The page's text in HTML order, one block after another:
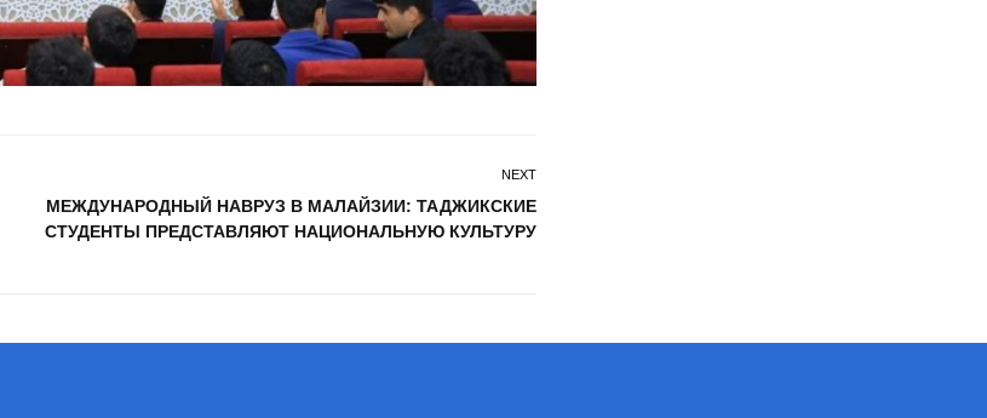
NEXT
МЕЖДУНАРОДНЫЙ НАВРУЗ В МАЛАЙЗИИ: ТАДЖИКСКИЕ
СТУДЕНТЫ ПРЕДСТАВЛЯЮТ НАЦИОНАЛЬНУЮ КУЛЬТУРУ